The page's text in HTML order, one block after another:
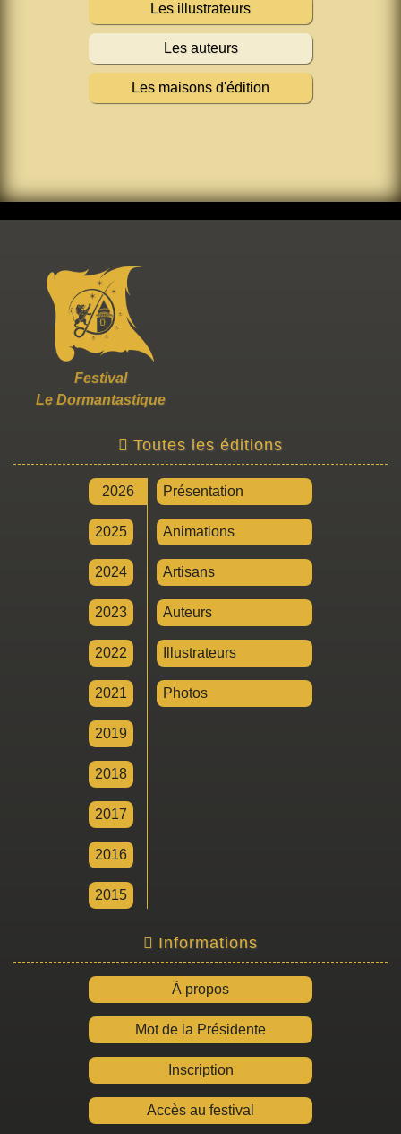
Les illustrateurs
Les auteurs
Les maisons d'édition
Festival
Le Dormantastique
Toutes les éditions
2026
2025
2024
2023
2022
2021
2019
2018
2017
2016
2015
Présentation
Animations
Artisans
Auteurs
Illustrateurs
Photos
Informations
À propos
Mot de la Présidente
Inscription
Accès au festival